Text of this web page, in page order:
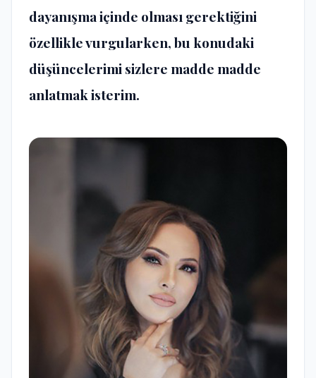
dayanışma içinde olması gerektiğini
özellikle vurgularken, bu konudaki
düşüncelerimi sizlere madde madde
anlatmak isterim.